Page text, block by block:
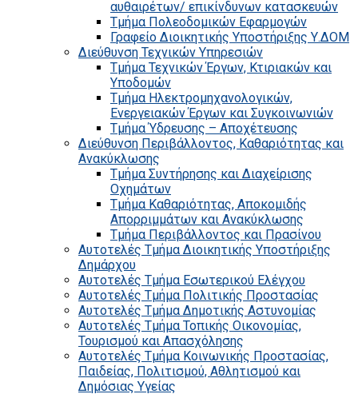
αυθαιρέτων/ επικίνδυνων κατασκευών
Τμήμα Πολεοδομικών Εφαρμογών
Γραφείο Διοικητικής Υποστήριξης Υ.ΔΟΜ
Διεύθυνση Τεχνικών Υπηρεσιών
Τμήμα Τεχνικών Έργων, Κτιριακών και
Υποδομών
Τμήμα Ηλεκτρομηχανολογικών,
Ενεργειακών Έργων και Συγκοινωνιών
Τμήμα Ύδρευσης – Αποχέτευσης
Διεύθυνση Περιβάλλοντος, Καθαριότητας και
Ανακύκλωσης
Τμήμα Συντήρησης και Διαχείρισης
Οχημάτων
Τμήμα Καθαριότητας, Αποκομιδής
Απορριμμάτων και Ανακύκλωσης
Τμήμα Περιβάλλοντος και Πρασίνου
Αυτοτελές Τμήμα Διοικητικής Υποστήριξης
Δημάρχου
Αυτοτελές Τμήμα Εσωτερικού Ελέγχου
Αυτοτελές Τμήμα Πολιτικής Προστασίας
Αυτοτελές Τμήμα Δημοτικής Αστυνομίας
Αυτοτελές Τμήμα Τοπικής Οικονομίας,
Τουρισμού και Απασχόλησης
Αυτοτελές Τμήμα Κοινωνικής Προστασίας,
Παιδείας, Πολιτισμού, Αθλητισμού και
Δημόσιας Υγείας